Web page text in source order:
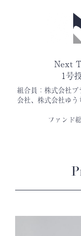
Next
1号
組合員：株式会社
会社、株式会社ゆ
ファンド